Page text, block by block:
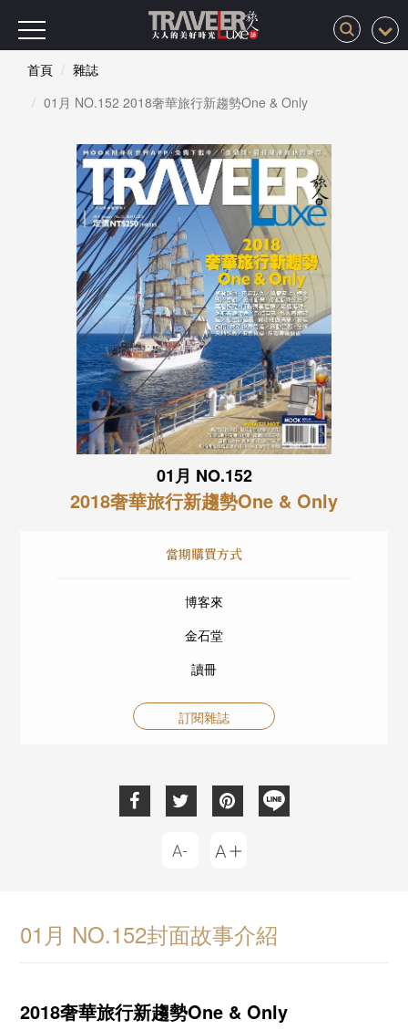
首頁
雜誌
01月 NO.152 2018奢華旅行新趨勢One & Only
01月 NO.152
2018奢華旅行新趨勢One & Only
當期購買方式
博客來
金石堂
讀冊
訂閱雜誌
01月 NO.152封面故事介紹
2018奢華旅行新趨勢One & Only